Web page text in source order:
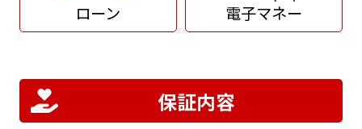
ローン 電子マネー
保証内容